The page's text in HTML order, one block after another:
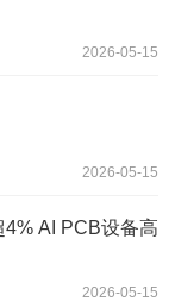
2026-05-15
2026-05-15
AI PCB设备高
2026-05-15